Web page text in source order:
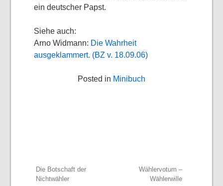
ein deutscher Papst.
Siehe auch:
Arno Widmann: Die Wahrheit
ausgeklammert. (BZ v. 18.09.06)
Posted in Minibuch
Beitragsnavigation
Die Botschaft der
Nichtwähler
Wählervotum –
Wählerwille